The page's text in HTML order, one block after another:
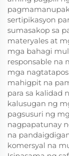
sertipikasyon
sumasakop sa
materyales at
mga bahagi
responsable na
mga
mahigpit na
para sa kalidad
kalusugan ng
pagsusuri ng
nagpapatunay
na
komersyal na